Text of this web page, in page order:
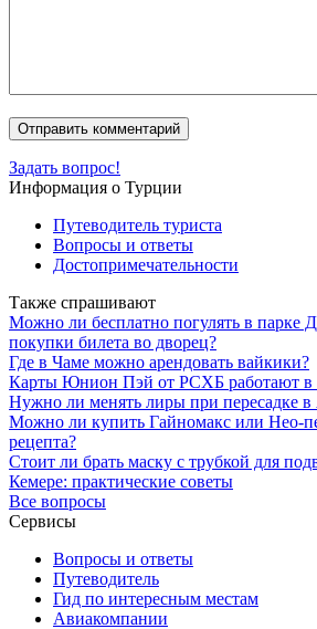
Задать вопрос!
Информация о Турции
Путеводитель туриста
Вопросы и ответы
Достопримечательности
Также спрашивают
Можно ли бесплатно погулять в парке
покупки билета во дворец?
Где в Чаме можно арендовать вайкики?
Карты Юнион Пэй от РСХБ работают в
Нужно ли менять лиры при пересадке в
Можно ли купить Гайномакс или Нео-
рецепта?
Стоит ли брать маску с трубкой для
Кемере: практические советы
Все вопросы
Сервисы
Вопросы и ответы
Путеводитель
Гид по интересным местам
Авиакомпании